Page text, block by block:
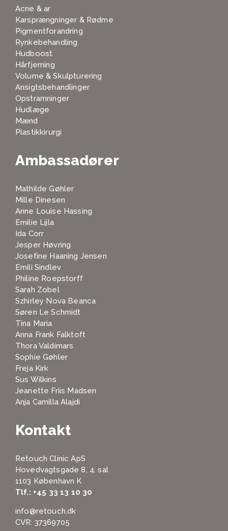
Acne & ar
Karsprængninger & Rødme
Pigmentforandring
Rynkebehandling
Hudboost
Hårfjerning
Volume & Skulpturering
Ansigtsbehandlinger
Opstramninger
Hudlæge
Mænd
Plastikkirurgi
Ambassadører
Mathilde Gøhler
Mille Dinesen
Anne Louise Hassing
Emilie Lijla
Ida Corr
Jesper Høvring
Josefine Haaning Jensen
Emili Sindlev
Philine Roepstorff
Sarah Zobel
Szhirley Nova Beanca
Søren Le Schmidt
Tina Maria
Anna Frank Falktoft
Thora Valdimars
Sophie Gøhler
Freja Kirk
Sus Wilkins
Jeanette Friis Madsen
Anja Camilla Alajdi
Kontakt
Retouch Clinic ApS
Hovedvagtsgade 8, 4. sal
1103 København K
Tlf.: +45 33 13 10 30
info@retouch.dk
CVR: 37369705